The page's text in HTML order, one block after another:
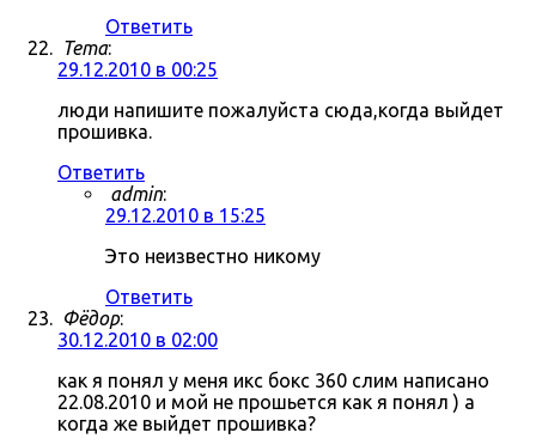
Ответить
Tema:
29.12.2010 в 00:25
люди напишите пожалуйста сюда,когда выйдет
прошивка.
Ответить
admin:
29.12.2010 в 15:25
Это неизвестно никому
Ответить
Фёдор:
30.12.2010 в 02:00
как я понял у меня икс бокс 360 слим написано
22.08.2010 и мой не прошьется как я понял ) а
когда же выйдет прошивка?